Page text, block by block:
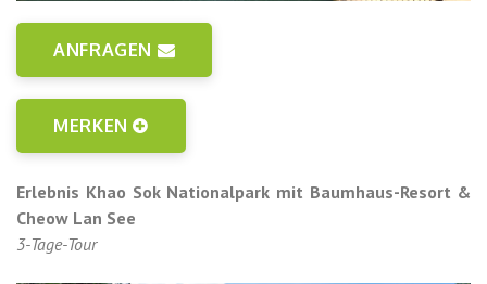
ANFRAGEN
MERKEN
Erlebnis Khao Sok Nationalpark mit Baumhaus-Resort &
Cheow Lan See
3-Tage-Tour